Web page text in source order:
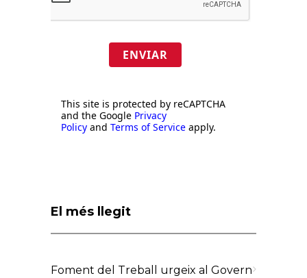
ENVIAR
This site is protected by reCAPTCHA
and the Google Privacy
Policy and Terms of Service apply.
El més llegit
Foment del Treball urgeix al Govern